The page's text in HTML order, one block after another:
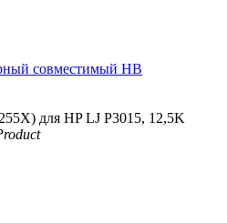
совместимый HB
для HP LJ P3015, 12,5K